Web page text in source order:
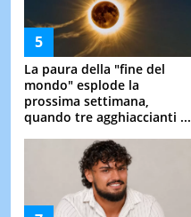
La paura della "fine del
mondo" esplode la
prossima settimana,
quando tre agghiaccianti ...